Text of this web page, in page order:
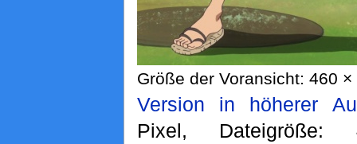
Größe der Voransicht: 460
Version in höherer
Pixel, Dateigröße: